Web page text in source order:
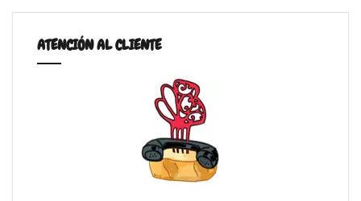
ATENCIÓN AL CLIENTE